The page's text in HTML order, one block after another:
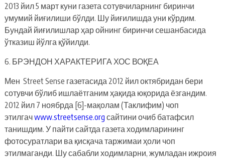
2013 йил 5 март куни газета сотувчиларнинг биринчи
умумий йиғилиши бўлди. Шу йиғилишда уни кўрдим.
Бундай йиғилишлар ҳар ойнинг биринчи сешанбасида
ўтказиш йўлга қўйилди.
6. БРЭНДОН ХАРАКТЕРИГА ХОС ВОҚЕА
Мен Street Sense газетасида 2012 йил октябридан бери
сотувчи бўлиб ишлаётганим ҳақида юқорида ёзгандим.
2012 йил 7 ноябрда [6]-мақолам (Таклифим) чоп
этилгачwww.streetsense.org сайтини очиб батафсил
танишдим. У пайти сайтда газета ходимларининг
фотосуратлари ва қисқача таржимаи ҳоли чоп
этилмаганди. Шу сабабли ходимларни, жумладан ижроия